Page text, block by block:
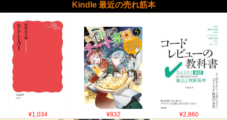
Kindle 最近の売れ筋本
¥1,034 ¥832 ¥2,860